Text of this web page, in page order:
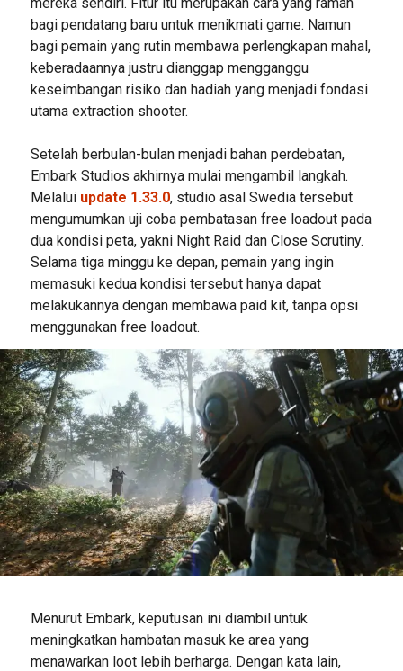
bagi pendatang baru untuk menikmati game. Namun
bagi pemain yang rutin membawa perlengkapan mahal,
keberadaannya justru dianggap mengganggu
keseimbangan risiko dan hadiah yang menjadi fondasi
utama extraction shooter.
Setelah berbulan-bulan menjadi bahan perdebatan,
Embark Studios akhirnya mulai mengambil langkah.
Melalui update 1.33.0, studio asal Swedia tersebut
mengumumkan uji coba pembatasan free loadout pada
dua kondisi peta, yakni Night Raid dan Close Scrutiny.
Selama tiga minggu ke depan, pemain yang ingin
memasuki kedua kondisi tersebut hanya dapat
melakukannya dengan membawa paid kit, tanpa opsi
menggunakan free loadout.
Menurut Embark, keputusan ini diambil untuk
meningkatkan hambatan masuk ke area yang
menawarkan loot lebih berharga. Dengan kata lain,